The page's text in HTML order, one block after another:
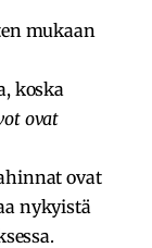
mukaan
koska
ovat
ovat
nykyistä